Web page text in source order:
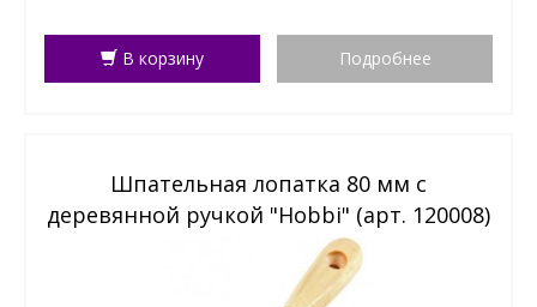
В корзину Подробнее
Шпательная лопатка 80 мм с
деревянной ручкой "Hobbi" (арт. 120008)